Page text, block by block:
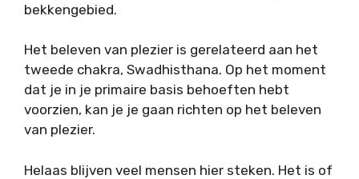
bekkengebied.
Het beleven van plezier is gerelateerd aan het
tweede chakra, Swadhisthana. Op het moment
dat je in je primaire basis behoeften hebt
voorzien, kan je je gaan richten op het beleven
van plezier.
Helaas blijven veel mensen hier steken. Het is of